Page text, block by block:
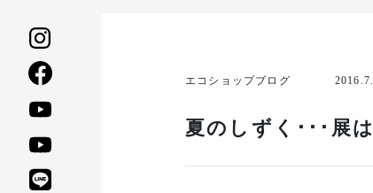
エコショップブログ
夏のしずく･･･展